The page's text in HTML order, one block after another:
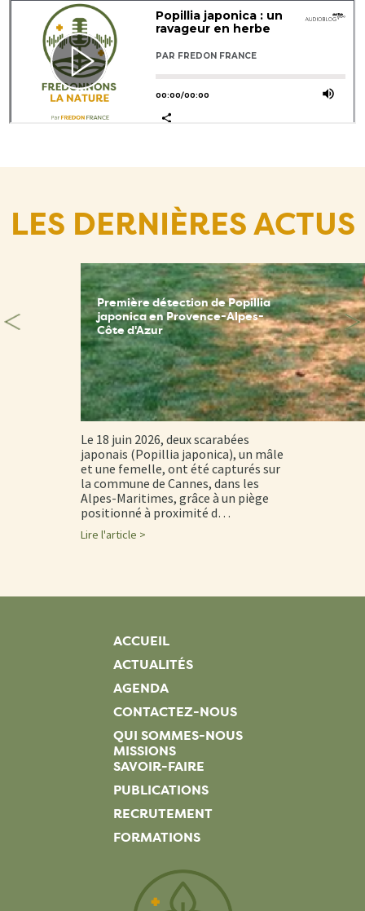
LES DERNIÈRES ACTUS
Première détection de Popillia
japonica en Provence-Alpes-
Côte d'Azur
Le 18 juin 2026, deux scarabées
japonais (Popillia japonica), un mâle
et une femelle, ont été capturés sur
la commune de Cannes, dans les
Alpes-Maritimes, grâce à un piège
positionné à proximité d…
Lire l'article >
ACCUEIL
ACTUALITÉS
AGENDA
CONTACTEZ-NOUS
QUI SOMMES-NOUS
MISSIONS
SAVOIR-FAIRE
PUBLICATIONS
RECRUTEMENT
FORMATIONS